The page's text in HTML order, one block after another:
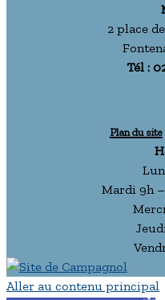
2 place
Tél :
Plan du site
Mardi 9h –
Aller au contenu principal